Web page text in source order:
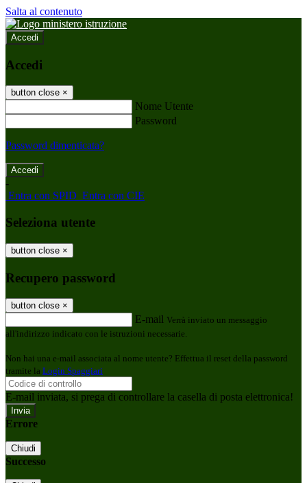
Salta al contenuto
Accedi
Accedi
button close ×
Nome Utente
Password
Password dimenticata?
-
Entra con SPID Entra con CIE
Seleziona utente
button close ×
Recupero password
button close ×
E-mail Verrà inviato un messaggio
all'indirizzo indicato con le istruzioni necessarie.
Non hai una e-mail associata al nome utente? Effettua il reset della password
tramite la Login Spaggiari
E-mail inviata, si prega di controllare la casella di posta elettronica!
Errore
Chiudi
Successo